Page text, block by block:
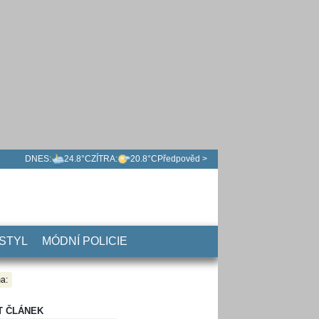
DNES: 24.8°CZÍTRA: 20.8°C Předpověd >
MÓDNÍ POLICIE
ČLÁNEK